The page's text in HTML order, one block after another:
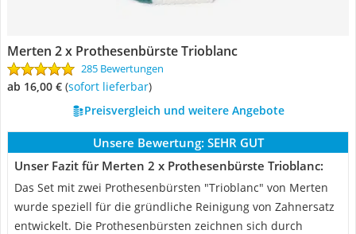
Merten 2 x Prothesenbürste Trioblanc
285 Bewertungen
ab 16,00 € ( Sofort lieferbar)
Preisvergleich und weitere Angebote
Unsere Bewertung: SEHR GUT
Unser Fazit für Merten 2 x Prothesenbürste Trioblanc:
Das Set mit zwei Prothesenbürsten "Trioblanc" von Merten
wurde speziell für die gründliche Reinigung von Zahnersatz
entwickelt. Die Prothesenbürsten zeichnen sich durch